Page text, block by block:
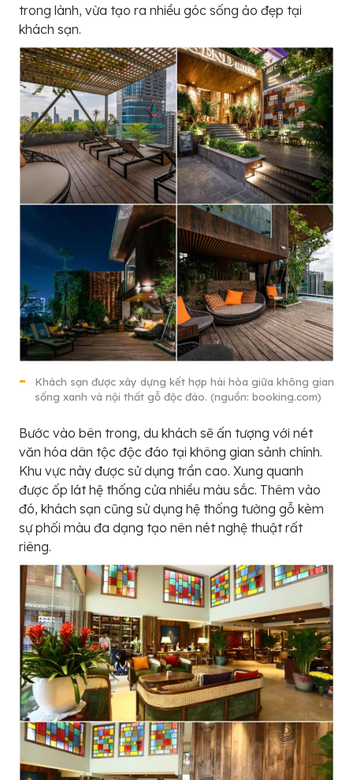
trong lành, vừa tạo ra nhiều góc sống ảo đẹp tại
khách sạn.
Khách sạn được xây dựng kết hợp hài hòa giữa không gian
sống xanh và nội thất gỗ độc đáo. (nguồn: booking.com)
Bước vào bên trong, du khách sẽ ấn tượng với nét
văn hóa dân tộc độc đáo tại không gian sảnh chính.
Khu vực này được sử dụng trần cao. Xung quanh
được ốp lát hệ thống cửa nhiều màu sắc. Thêm vào
đó, khách sạn cũng sử dụng hệ thống tường gỗ kèm
sự phối màu đa dạng tạo nên nét nghệ thuật rất
riêng.